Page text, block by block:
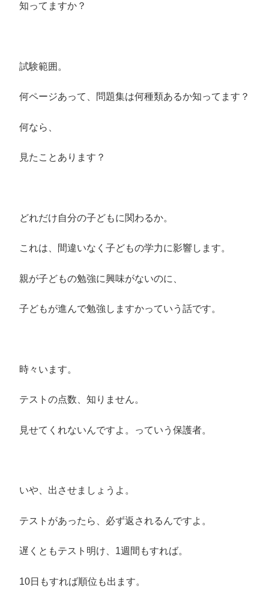
知ってますか？
試験範囲。
何ページあって、問題集は何種類あるか知ってます？
何なら、
見たことあります？
どれだけ自分の子どもに関わるか。
これは、間違いなく子どもの学力に影響します。
親が子どもの勉強に興味がないのに、
子どもが進んで勉強しますかっていう話です。
時々います。
テストの点数、知りません。
見せてくれないんですよ。っていう保護者。
いや、出させましょうよ。
テストがあったら、必ず返されるんですよ。
遅くともテスト明け、1週間もすれば。
10日もすれば順位も出ます。